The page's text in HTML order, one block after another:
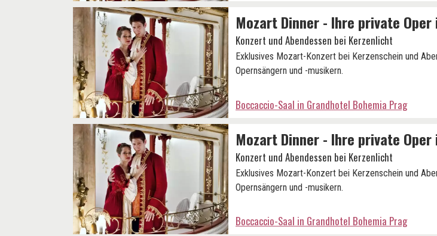
Mozart Dinner - Ihre private Oper
Konzert und Abendessen bei Kerzenlicht
Exklusives Mozart-Konzert bei Kerzenschein und
Opernsängern und -musikern.
Boccaccio-Saal in Grandhotel Bohemia Prag
Mozart Dinner - Ihre private Oper
Konzert und Abendessen bei Kerzenlicht
Exklusives Mozart-Konzert bei Kerzenschein und
Opernsängern und -musikern.
Boccaccio-Saal in Grandhotel Bohemia Prag